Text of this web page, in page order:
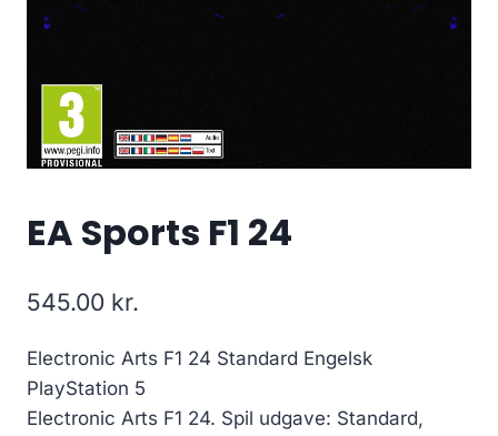
EA Sports F1 24
545.00 kr.
Electronic Arts F1 24 Standard Engelsk
PlayStation 5
Electronic Arts F1 24. Spil udgave: Standard,